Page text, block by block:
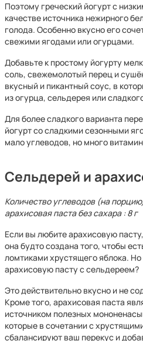
Поэтому греческий йогурт с
качестве источника нежирного
голода. Особенно вкусно его
свежими ягодами или огурцами.
Добавьте к простому йогурту
соль, свежемолотый перец и
вкусный и пикантный соус, в
из огурца, сельдерея или
Для более сладкого варианта
йогурт со сладкими сезонными
мало углеводов, но много
Сельдерей и
Количество углеводов (на
арахисовая паста без сахара : 8 г
Если вы любите арахисовую
она будто создана того, чтобы
ломтиками хрустящего яблока.
арахисовую пасту с сельдереем?
Это действительно вкусно и не
Кроме того, арахисовая паста
источником полезных
которые в сочетании с
сбалансируют ваш перекус и